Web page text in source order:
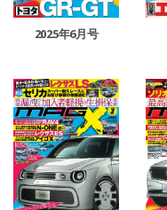
2025年6月号